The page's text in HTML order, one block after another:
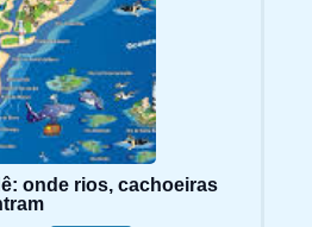
onde rios, cachoeiras